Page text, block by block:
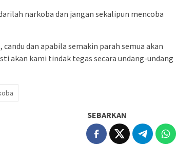
narkoba dan jangan sekalipun mencoba
dan apabila semakin parah semua akan
akan kami tindak tegas secara undang-undang
SEBARKAN